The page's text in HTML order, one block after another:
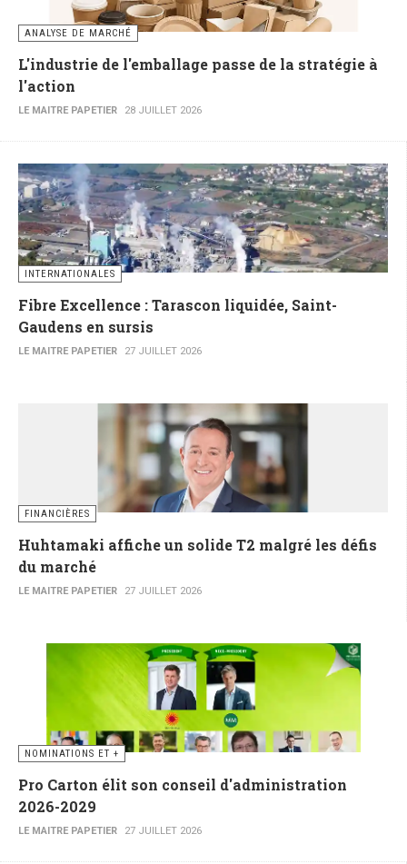
ANALYSE DE MARCHÉ
L'industrie de l'emballage passe de la stratégie à
l'action
LE MAITRE PAPETIER 28 JUILLET 2026
INTERNATIONALES
Fibre Excellence : Tarascon liquidée, Saint-
Gaudens en sursis
LE MAITRE PAPETIER 27 JUILLET 2026
FINANCIÈRES
Huhtamaki affiche un solide T2 malgré les défis
du marché
LE MAITRE PAPETIER 27 JUILLET 2026
NOMINATIONS ET +
Pro Carton élit son conseil d'administration
2026-2029
LE MAITRE PAPETIER 27 JUILLET 2026